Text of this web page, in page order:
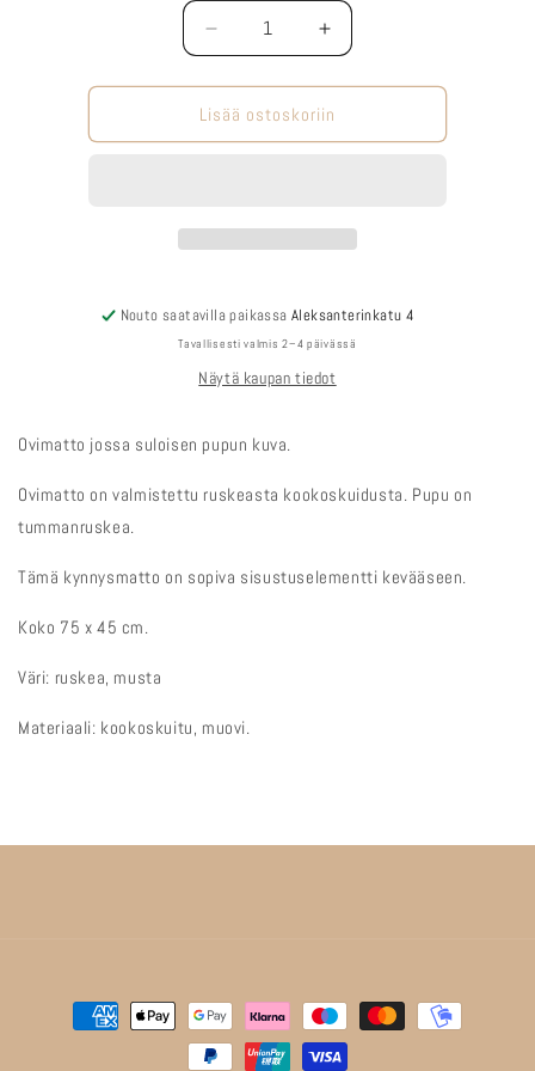
Määrä
Vähennä
tuotteen
Ovimatto
Pupu
määrää
Lisää
tuotteen
Ovimatto
Pupu
määrää
Lisää ostoskoriin
Nouto saatavilla paikassaAleksanterinkatu 4
Tavallisesti valmis 2–4 päivässä
Näytä kaupan tiedot
Ovimatto jossa suloisen pupun kuva.
Ovimatto on valmistettu ruskeasta kookoskuidusta. Pupu on
tummanruskea.
Tämä kynnysmatto on sopiva sisustuselementti kevääseen.
Koko 75 x 45 cm.
Väri: ruskea, musta
Materiaali: kookoskuitu, muovi.
Maksutavat